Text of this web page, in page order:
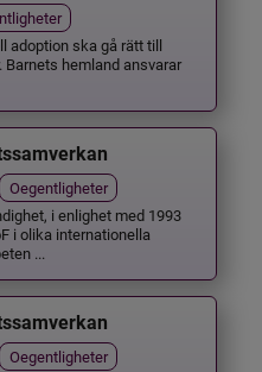
adoption ska gå rätt till
hemland ansvarar
Oegentligheter
i enlighet med 1993
i olika internationella
...
Oegentligheter